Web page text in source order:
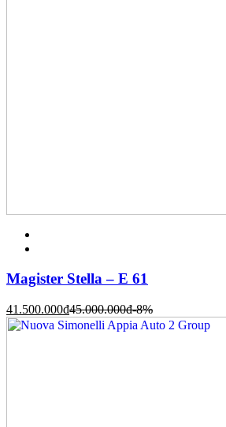
Magister Stella – E 61
41.500.000đ45.000.000đ-8%